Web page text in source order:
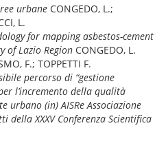
urbane CONGEDO, L.;
L.
for mapping asbestos-cement
of Lazio Region CONGEDO, L.
F.; TOPPETTI F.
percorso di “gestione
l’incremento della qualità
urbano (in) AISRe Associazione
della XXXV Conferenza Scientifica